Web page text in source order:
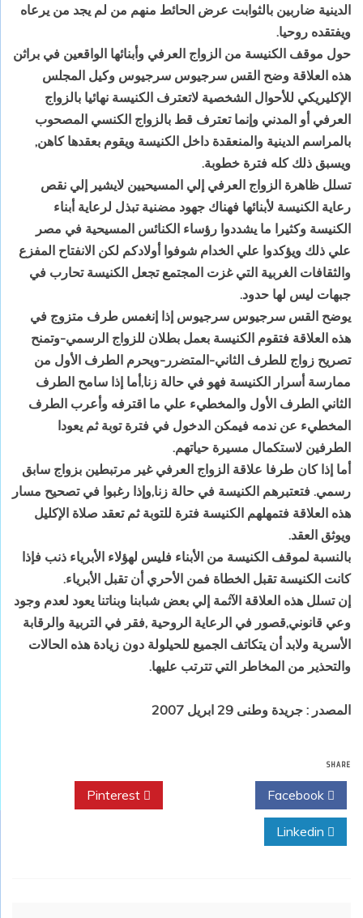
‏الدينية‏ ‏ضاربين‏ ‏بالثوابت‏ ‏عرض‏ ‏الحائط‏ ‏منهم‏ ‏من‏ ‏لم‏ ‏يجد‏ ‏من‏ ‏يرعاه‏
‏ويفتقده‏ ‏روحيا‏.‏
حول‏ ‏موقف‏ ‏الكنيسة‏ ‏من‏ ‏الزواج‏ ‏العرفي‏ ‏وأبنائها‏ ‏الواقعين‏ ‏في‏ ‏براثن‏
‏هذه‏ ‏العلاقة‏ ‏وضح‏ ‏القس‏ ‏سرجيوس‏ ‏سرجيوس‏ ‏وكيل‏ ‏المجلس‏
‏الإكليريكي‏ ‏للأحوال‏ ‏الشخصية‏ ‏لاتعترف‏ ‏الكنيسة‏ ‏نهائيا‏ ‏بالزواج‏
‏العرفي‏ ‏أو‏ ‏المدني‏ ‏وإنما‏ ‏تعترف‏ ‏قط‏ ‏بالزواج‏ ‏الكنسي‏ ‏المصحوب‏
‏بالمراسم‏ ‏الدينية‏ ‏والمنعقدة‏ ‏داخل‏ ‏الكنيسة‏ ‏ويقوم‏ ‏بعقدها‏ ‏كاهن‏,‏
ويسبق‏ ‏ذلك‏ ‏كله‏ ‏فترة‏ ‏خطوبة‏.‏
تسلل‏ ‏ظاهرة‏ ‏الزواج‏ ‏العرفي‏ ‏إلي‏ ‏المسيحيين‏ ‏لايشير‏ ‏إلي‏ ‏نقص‏
‏رعاية‏ ‏الكنيسة‏ ‏لأبنائها‏ ‏فهناك‏ ‏جهود‏ ‏مضنية‏ ‏تبذل‏ ‏لرعاية‏ ‏أبناء‏
‏الكنيسة‏ ‏وكثيرا‏ ‏ما‏ ‏يشددوا رؤساء‏ الكنائس المسيحية في مصر ‏‏
‏علي‏ ‏ذلك‏ ‏ويؤكدوا‏ ‏علي‏ ‏الخدام شوفوا‏ ‏أولادكم لكن‏ ‏الانفتاح‏ ‏المفزع‏
‏والثقافات‏ ‏الغربية‏ ‏التي‏ ‏غزت‏ ‏المجتمع‏ ‏تجعل‏ ‏الكنيسة‏ ‏تحارب‏ ‏في‏
‏جبهات‏ ‏ليس‏ ‏لها‏ ‏حدود‏.‏
يوضح‏ ‏القس‏ ‏سرجيوس‏ ‏سرجيوس‏ ‏إذا‏ ‏إنغمس‏ ‏طرف‏ ‏متزوج‏ ‏في‏
‏هذه‏ ‏العلاقة‏ ‏فتقوم‏ ‏الكنيسة‏ ‏بعمل‏ ‏بطلان‏ ‏للزواج‏ ‏الرسمي‏-‏وتمنح‏
‏تصريح‏ ‏زواج‏ ‏للطرف‏ ‏الثاني‏-‏المتضرر‏-‏ويحرم‏ ‏الطرف‏ ‏الأول‏ ‏من‏
‏ممارسة‏ ‏أسرار‏ ‏الكنيسة‏ ‏فهو‏ ‏في‏ ‏حالة‏ ‏زنا‏,‏أما‏ ‏إذا‏ ‏سامح‏ ‏الطرف‏
‏الثاني‏ ‏الطرف‏ ‏الأول‏ ‏والمخطيء‏ ‏علي‏ ‏ما‏ ‏اقترفه‏ ‏وأعرب‏ ‏الطرف‏
‏المخطيء‏ ‏عن‏ ‏ندمه‏ ‏فيمكن‏ ‏الدخول‏ ‏في‏ ‏فترة‏ ‏توبة‏ ‏ثم‏ ‏يعودا‏
‏الطرفين‏ ‏لاستكمال‏ ‏مسيرة‏ ‏حياتهم‏.‏
أما‏ ‏إذا‏ ‏كان‏ ‏طرفا‏ ‏علاقة‏ ‏الزواج‏ ‏العرفي‏ ‏غير‏ ‏مرتبطين‏ ‏بزواج‏ ‏سابق‏
‏رسمي‏. ‏فتعتبرهم‏ ‏الكنيسة‏ ‏في‏ ‏حالة‏ ‏زنا‏,‏وإذا‏ ‏رغبوا‏ ‏في‏ ‏تصحيح‏ ‏مسار‏
‏هذه‏ ‏العلاقة‏ ‏فتمهلهم‏ ‏الكنيسة‏ ‏فترة‏ ‏للتوبة‏ ‏ثم‏ ‏تعقد‏ ‏صلاة‏ ‏الإكليل‏
‏ويوثق‏ ‏العقد‏.‏
بالنسبة‏ ‏لموقف‏ ‏الكنيسة‏ ‏من‏ ‏الأبناء‏ ‏فليس‏ ‏لهؤلاء‏ ‏الأبرياء‏ ‏ذنب‏ ‏فإذا‏
‏كانت‏ ‏الكنيسة‏ ‏تقبل‏ ‏الخطاة‏ ‏فمن‏ ‏الأحري‏ ‏أن‏ ‏تقبل‏ ‏الأبرياء‏.‏
إن‏ ‏تسلل‏ ‏هذه‏ ‏العلاقة‏ ‏الآثمة‏ ‏إلي‏ ‏بعض‏ ‏شبابنا‏ ‏وبناتنا‏ ‏يعود‏ ‏لعدم‏ ‏وجود‏
‏وعي‏ ‏قانوني‏,‏قصور‏ ‏في‏ ‏الرعاية‏ ‏الروحية‏ ,‏فقر‏ ‏في‏ ‏التربية‏ ‏والرقابة‏
‏الأسرية‏ ‏ولابد‏ ‏أن‏ ‏يتكاتف‏ ‏الجميع‏ ‏للحيلولة‏ ‏دون‏ ‏زيادة‏ ‏هذه‏ ‏الحالات‏
‏والتحذير‏ ‏من‏ ‏المخاطر‏ ‏التي‏ ‏تترتب‏ ‏عليها‏.‏
المصدر : جريدة وطنى 29 ابريل 2007
SHARE